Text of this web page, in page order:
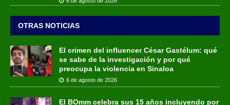
OTRAS NOTICIAS
El crimen del influencer César Gastélum: qué
se sabe de la investigación y por qué
preocupa la violencia en Sinaloa
6 de agosto de 2026
El BOmm celebra sus 15 años incluyendo por